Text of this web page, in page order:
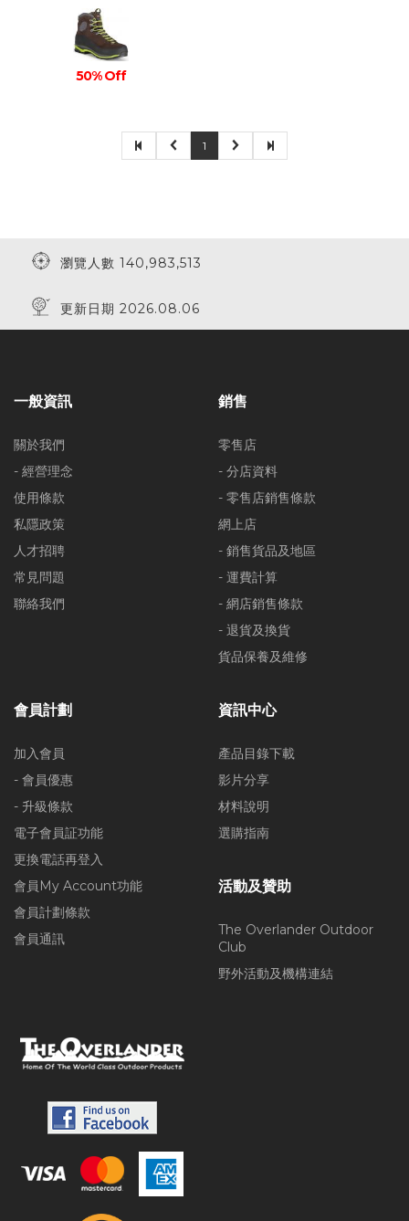
50% Off
1
瀏覽人數 140,983,513
更新日期 2026.08.06
一般資訊
關於我們
- 經營理念
使用條款
私隱政策
人才招聘
常見問題
聯絡我們
銷售
零售店
- 分店資料
- 零售店銷售條款
網上店
- 銷售貨品及地區
- 運費計算
- 網店銷售條款
- 退貨及換貨
貨品保養及維修
會員計劃
加入會員
- 會員優惠
- 升級條款
電子會員証功能
更換電話再登入
會員My Account功能
會員計劃條款
會員通訊
資訊中心
產品目錄下載
影片分享
材料說明
選購指南
活動及贊助
The Overlander Outdoor
Club
野外活動及機構連結